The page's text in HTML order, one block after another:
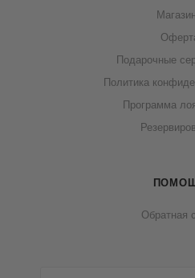
Подарочные
Политика
Программа
Обратная